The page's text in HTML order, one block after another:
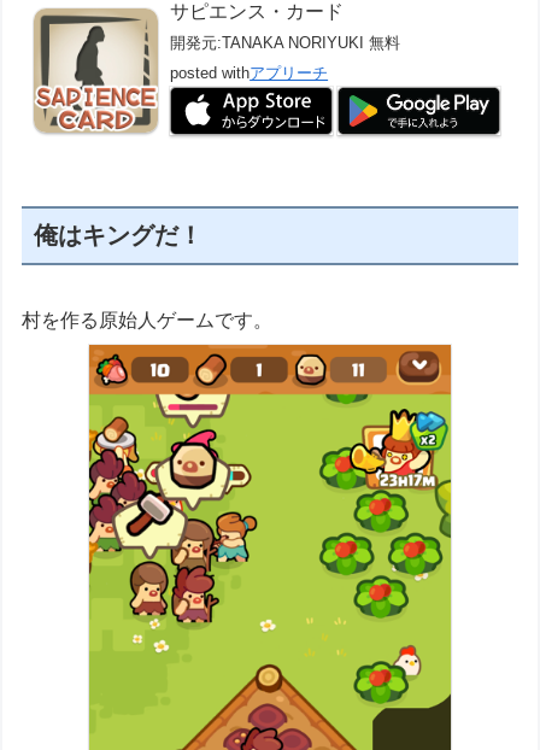
サピエンス・カード
開発元:TANAKA NORIYUKI 無料
posted withアプリーチ
俺はキングだ！
村を作る原始人ゲームです。